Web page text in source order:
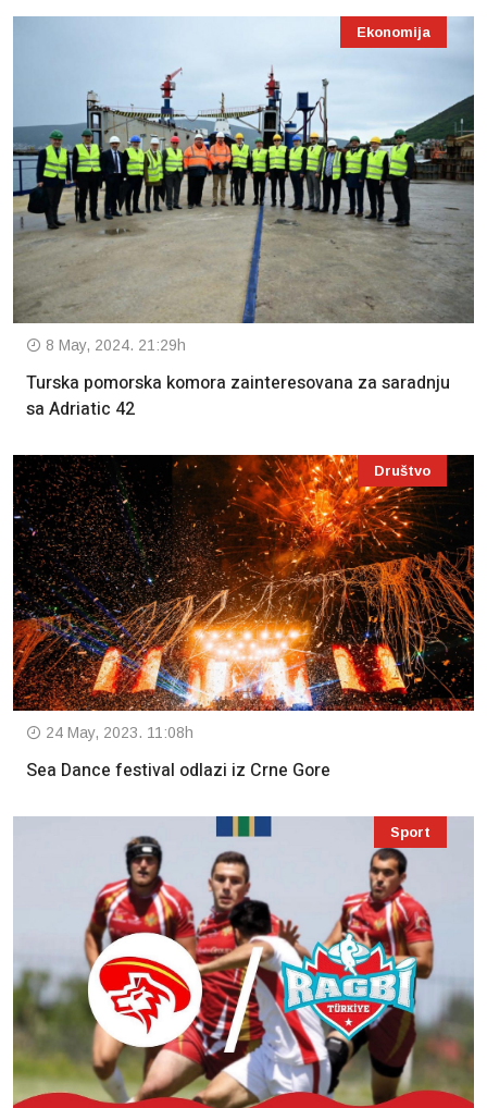
Ekonomija
8 May, 2024. 21:29h
Turska pomorska komora zainteresovana za saradnju
sa Adriatic 42
Društvo
24 May, 2023. 11:08h
Sea Dance festival odlazi iz Crne Gore
Sport